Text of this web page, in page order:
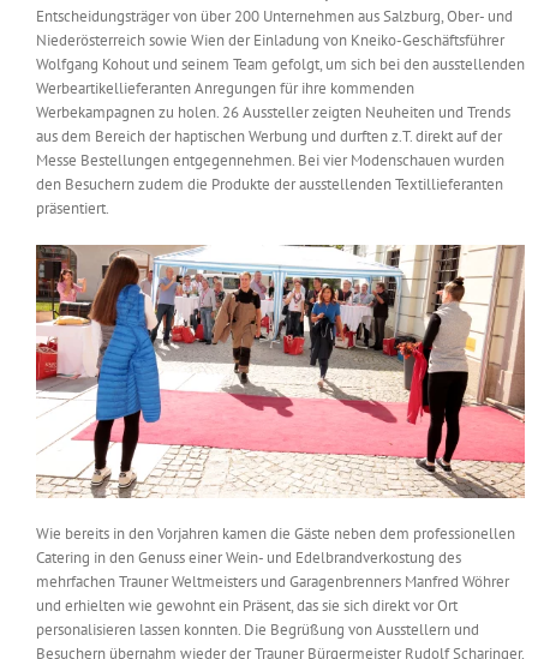
Messen & Events
Unternehmen
Interviews
Wissen
Product Guide
Jobshop
Suche
nach:
Entscheidungsträger von über 200 Unternehmen aus Salzburg, Ober- und
Niederösterreich sowie Wien der Einladung von Kneiko-Geschäftsführer
Wolfgang Kohout und seinem Team gefolgt, um sich bei den ausstellenden
Werbeartikellieferanten Anregungen für ihre kommenden
Werbekampagnen zu holen. 26 Aussteller zeigten Neuheiten und Trends
aus dem Bereich der haptischen Werbung und durften z.T. direkt auf der
Messe Bestellungen entgegennehmen. Bei vier Modenschauen wurden
den Besuchern zudem die Produkte der ausstellenden Textillieferanten
präsentiert.
Wie bereits in den Vorjahren kamen die Gäste neben dem professionellen
Catering in den Genuss einer Wein- und Edelbrandverkostung des
mehrfachen Trauner Weltmeisters und Garagenbrenners Manfred Wöhrer
und erhielten wie gewohnt ein Präsent, das sie sich direkt vor Ort
personalisieren lassen konnten. Die Begrüßung von Ausstellern und
Besuchern übernahm wieder der Trauner Bürgermeister Rudolf Scharinger,